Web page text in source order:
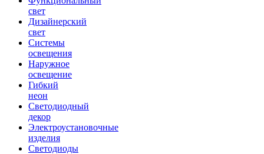
свет
Дизайнерский
свет
Системы
освещения
Наружное
освещение
Гибкий
неон
Светодиодный
декор
Электроустановочные
изделия
Светодиоды